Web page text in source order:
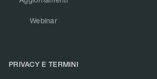
Webinar
PRIVACY E TERMINI